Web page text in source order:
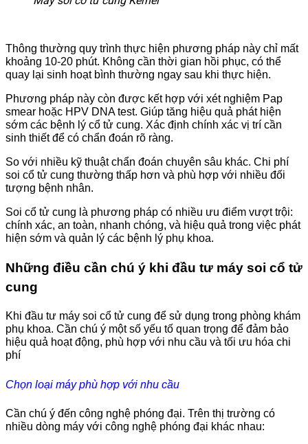
Thông thường quy trình thực hiện phương pháp này chỉ mất
khoảng 10-20 phút. Không cần thời gian hồi phục, có thể
quay lại sinh hoạt bình thường ngay sau khi thực hiện.
Phương pháp này còn được kết hợp với xét nghiệm Pap
smear hoặc HPV DNA test. Giúp tăng hiệu quả phát hiện
sớm các bệnh lý cổ tử cung. Xác định chính xác vị trí cần
sinh thiết để có chẩn đoán rõ ràng.
So với nhiều kỹ thuật chẩn đoán chuyên sâu khác. Chi phí
soi cổ tử cung thường thấp hơn và phù hợp với nhiều đối
tượng bệnh nhân.
Soi cổ tử cung là phương pháp có nhiều ưu điểm vượt trội:
chính xác, an toàn, nhanh chóng, và hiệu quả trong việc phát
hiện sớm và quản lý các bệnh lý phụ khoa.
Những điều cần chú ý khi đầu tư máy soi cổ tử
cung
Khi đầu tư máy soi cổ tử cung để sử dụng trong phòng khám
phụ khoa. Cần chú ý một số yếu tố quan trọng để đảm bảo
hiệu quả hoạt động, phù hợp với nhu cầu và tối ưu hóa chi
phí
Chọn loại máy phù hợp với nhu cầu
Cần chú ý đến công nghệ phóng đại. Trên thị trường có
nhiều dòng máy với công nghệ phóng đại khác nhau: